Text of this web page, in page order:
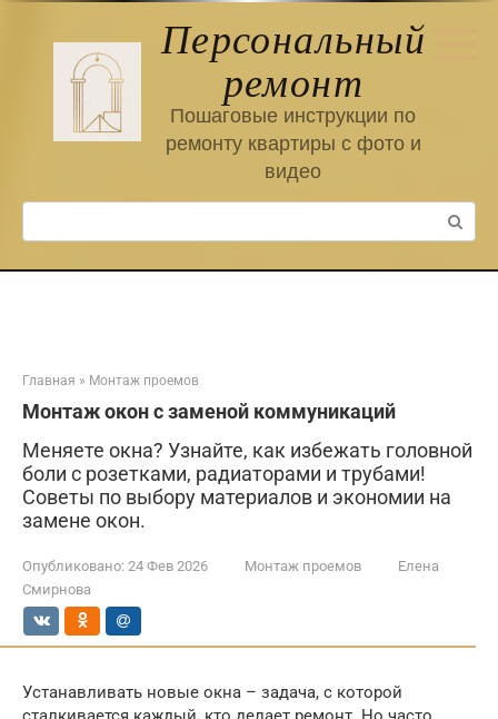
Персональный
ремонт
Пошаговые инструкции по
ремонту квартиры с фото и
видео
Поиск:
Главная » Монтаж проемов
Монтаж окон с заменой коммуникаций
Меняете окна? Узнайте, как избежать головной
боли с розетками, радиаторами и трубами!
Советы по выбору материалов и экономии на
замене окон.
Опубликовано: 24 Фев 2026 Монтаж проемов
Елена
Смирнова
Устанавливать новые окна – задача, с которой